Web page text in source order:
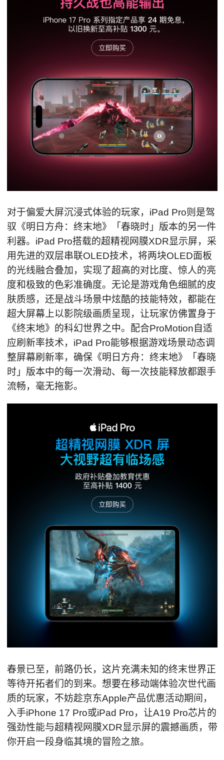
对于偏爱大屏沉浸式体验的玩家，iPad Pro则是驾
驭《明日方舟：终末地》「春晓时」版本的另一件
利器。iPad Pro搭载的超精视网膜XDR显示屏，采
用先进的双层串联OLED技术，将两块OLED面板
的光线融合叠加，实现了超高的对比度、惊人的亮
度和极致的色彩准确度。无论是游戏角色细腻的皮
肤质感，还是战斗场景中炫酷的技能特效，都能在
超大屏幕上以影院级画质呈现，让玩家仿佛置身于
《终末地》的科幻世界之中。配合ProMotion自适
应刷新率技术，iPad Pro能够根据游戏场景动态调
整屏幕刷新率，确保《明日方舟：终末地》「春晓
时」版本中的每一次滑动、每一次技能释放都跟手
流畅，毫无拖影。
春景已至，前路仍长，这片充满未知的终末世界正
等待开拓者们的到来。想要在移动端体验次世代画
质的玩家，不妨趁京东Apple产品优惠活动期间，
入手iPhone 17 Pro或iPad Pro，让A19 Pro芯片的
强劲性能与超精视网膜XDR显示屏的震撼画质，带
你开启一段身临其境的冒险之旅。